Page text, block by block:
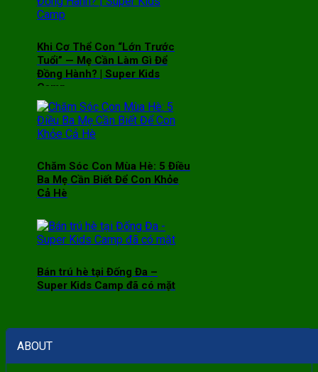
Khi Cơ Thể Con “Lớn Trước
Tuổi” — Mẹ Cần Làm Gì Để
Đồng Hành? | Super Kids
Camp
Chăm Sóc Con Mùa Hè: 5 Điều
Ba Mẹ Cần Biết Để Con Khỏe
Cả Hè
Bán trú hè tại Đống Đa –
Super Kids Camp đã có mặt
ABOUT